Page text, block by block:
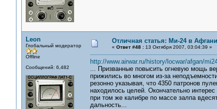
Leon
Глобальный модератор
Offline
Сообщений: 6,482
Отличная статья: Ми-24 в
« Ответ #48 :13 Октября 2007, 03:04:39 »
http://www.airwar.ru/history/locwar/afgan/
... Призванные повысить огневую мощь
прижились во многом из-за
резонно указывая, что 4350 патронов
находилось целей. Окончательно
при том же калибре по массе залпа
дальность...